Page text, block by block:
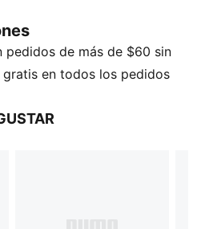
pedidos de más de $60 sin
en todos los pedidos